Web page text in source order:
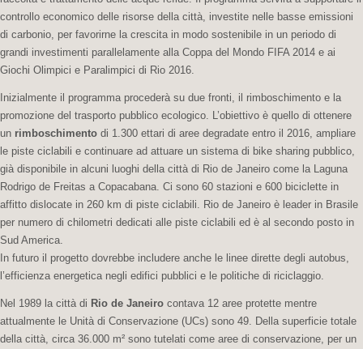
controllo economico delle risorse della città, investite nelle basse emissioni
di carbonio, per favorirne la crescita in modo sostenibile in un periodo di
grandi investimenti parallelamente alla Coppa del Mondo FIFA 2014 e ai
Giochi Olimpici e Paralimpici di Rio 2016.
Inizialmente il programma procederà su due fronti, il rimboschimento e la
promozione del trasporto pubblico ecologico. L’obiettivo è quello di ottenere
un rimboschimento di 1.300 ettari di aree degradate entro il 2016, ampliare
le piste ciclabili e continuare ad attuare un sistema di bike sharing pubblico,
già disponibile in alcuni luoghi della città di Rio de Janeiro come la Laguna
Rodrigo de Freitas a Copacabana. Ci sono 60 stazioni e 600 biciclette in
affitto dislocate in 260 km di piste ciclabili. Rio de Janeiro è leader in Brasile
per numero di chilometri dedicati alle piste ciclabili ed è al secondo posto in
Sud America.
In futuro il progetto dovrebbe includere anche le linee dirette degli autobus,
l’efficienza energetica negli edifici pubblici e le politiche di riciclaggio.
Nel 1989 la città di Rio de Janeiro contava 12 aree protette mentre
attualmente le Unità di Conservazione (UCs) sono 49. Della superficie totale
della città, circa 36.000 m² sono tutelati come aree di conservazione, per un